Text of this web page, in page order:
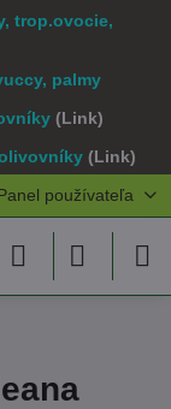
trop.ovocie,
palmy
(Link)
(Link)
používateľa